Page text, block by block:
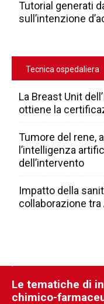
Tutorial generati
sull’intenzione
Tecnica ospedaliera
La Breast Unit
ottiene la
Tumore del rene,
l’intelligenza
dell’intervento
Impatto della
collaborazione
Le tematiche di
chimico-